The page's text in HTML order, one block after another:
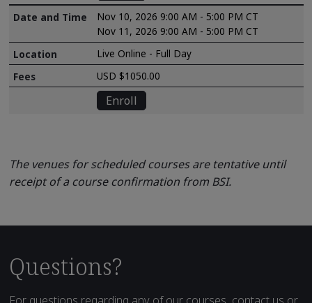
Nov 10, 2026 9:00 AM - 5:00 PM CT
Nov 11, 2026 9:00 AM - 5:00 PM CT
Live Online - Full Day
USD $1050.00
Enroll
The venues for scheduled courses are tentative until
receipt of a course confirmation from BSI.
Questions?
For questions regarding any of our courses, contact us or